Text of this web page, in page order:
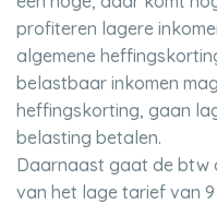
profiteren lagere
algemene
belastbaar inkomen
heffingskorting, gaan
belasting betalen.
Daarnaast gaat de btw
van het lage tarief van